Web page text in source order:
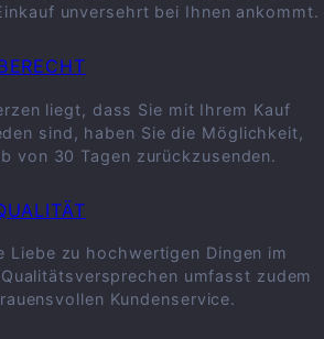
unversehrt bei Ihnen ankommt.
liegt, dass Sie mit Ihrem Kauf
sind, haben Sie die Möglichkeit,
von 30 Tagen zurückzusenden.
Liebe zu hochwertigen Dingen im
umfasst zudem
Kundenservice.